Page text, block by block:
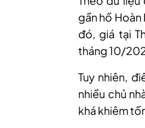
gần hồ
đó, giá tại
tháng 10/
Tuy nhiên,
nhiều chủ
khá khiêm